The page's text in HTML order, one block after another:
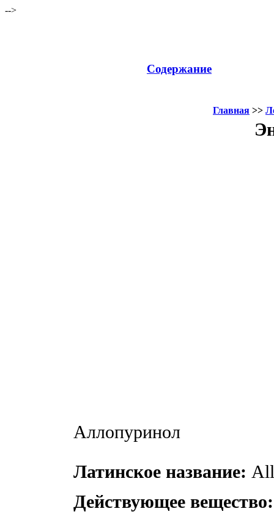
-->
Содержание
Главная >>
Аллопуринол
Латинское название:
Действующее вещество: